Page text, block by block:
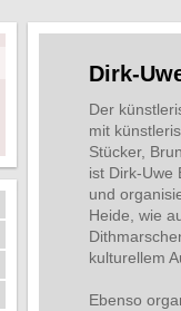
Dirk-
Der
mit
Stücker,
ist Dirk-Uwe
und
Heide, wie
kulturellem
Ebenso